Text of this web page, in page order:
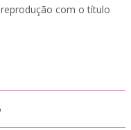
com o título